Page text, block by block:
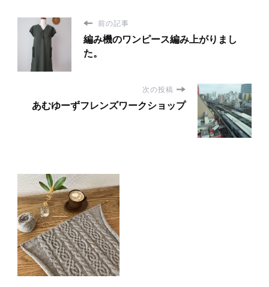
前の記事
編み機のワンピース編み上がりまし
た。
次の投稿
あむゆーずフレンズワークショップ